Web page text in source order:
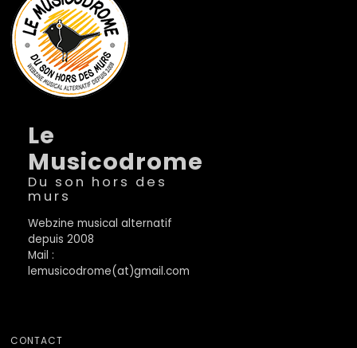
Le
Musicodrome
Du son hors des
murs
Webzine musical alternatif
depuis 2008
Mail :
lemusicodrome(at)gmail.com
CONTACT